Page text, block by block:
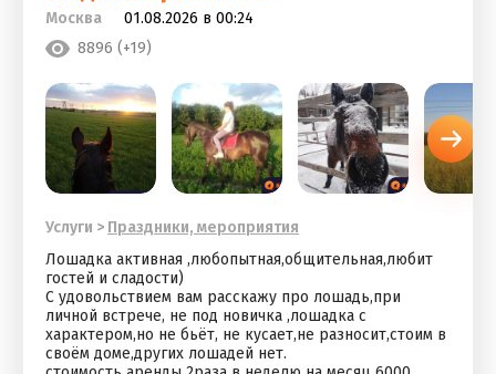
Москва
01.08.2026 в 00:24
8896 (+19)
Услуги > Праздники, мероприятия
Лошадка активная ,любопытная,общительная,любит
гостей и сладости)
С удовольствием вам расскажу про лошадь,при
личной встрече, не под новичка ,лошадка с
характером,но не бьёт, не кусает,не разносит,стоим в
своём доме,других лошадей нет.